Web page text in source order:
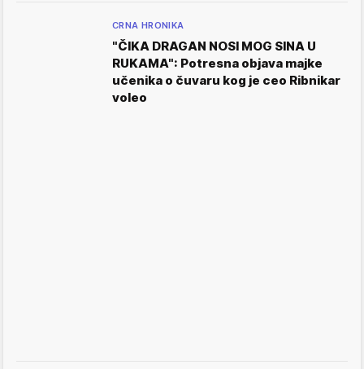
CRNA HRONIKA
"ČIKA DRAGAN NOSI MOG SINA U
RUKAMA": Potresna objava majke
učenika o čuvaru kog je ceo Ribnikar
voleo